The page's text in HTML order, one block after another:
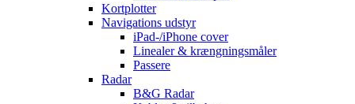
Kortplotter
Navigations udstyr
iPad-/iPhone cover
Linealer & krængningsmåler
Passere
Radar
B&G Radar